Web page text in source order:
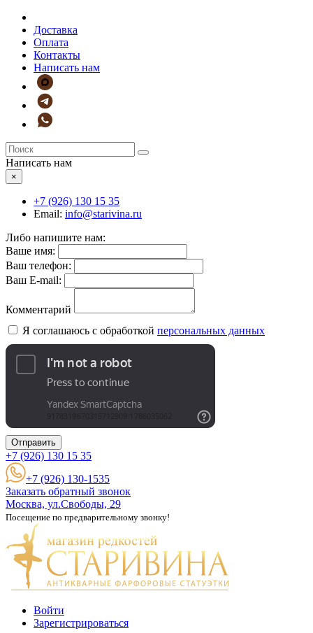
Доставка
Оплата
Контакты
Написать нам
Написать нам
×
+7 (926) 130 15 35
Email: info@starivina.ru
Либо напишите нам:
Ваше имя:
Ваш телефон:
Ваш E-mail:
Комментарий
Я соглашаюсь с обработкой персональных данных
Отправить
+7 (926) 130 15 35
+7 (926) 130-1535
Заказать обратный звонок
Москва, ул.Свободы, 29
Посещение по предварительному звонку!
Войти
Зарегистрироваться